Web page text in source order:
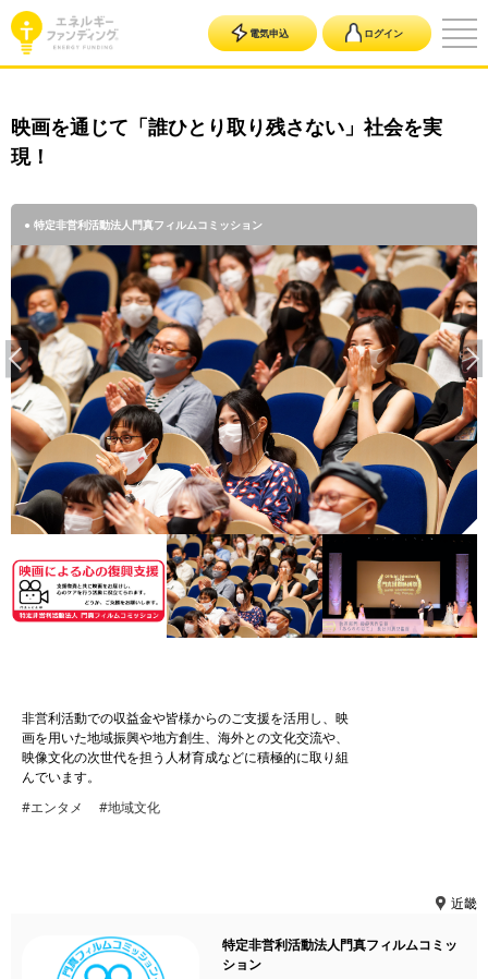
電気申込 ログイン
映画を通じて「誰ひとり取り残さない」社会を実
現！
● 特定非営利活動法人門真フィルムコミッション
● 特定非営利活動法人門真フィルムコミッション
● 特定非営利活動法人門真フィルムコミッション
● 特定非営利活動法人門真フィルムコミッション
非営利活動での収益金や皆様からのご支援を活用し、映
画を用いた地域振興や地方創生、海外との文化交流や、
映像文化の次世代を担う人材育成などに積極的に取り組
んでいます。
#エンタメ
#地域文化
近畿
特定非営利活動法人門真フィルムコミッ
ション